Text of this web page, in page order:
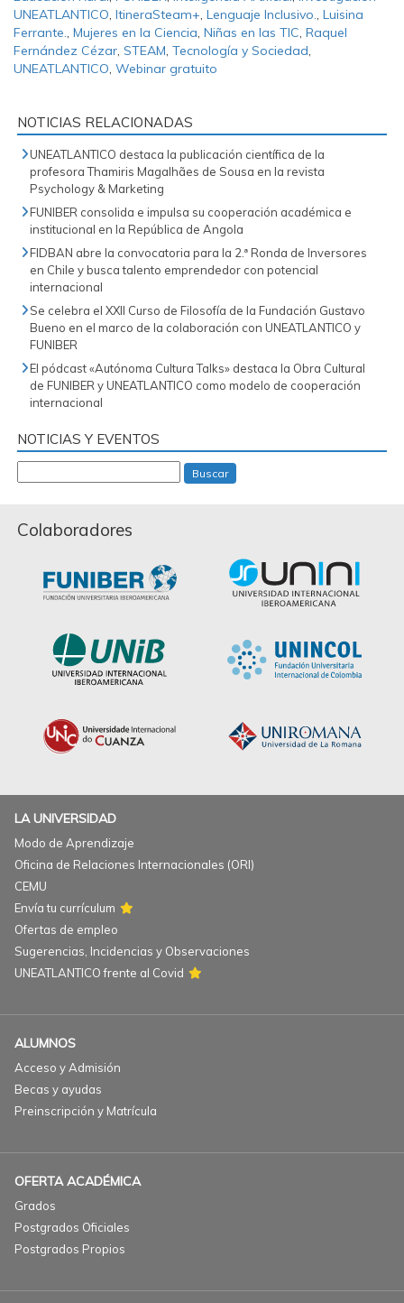
UNEATLANTICO, ItineraSteam+, Lenguaje Inclusivo., Luisina
Ferrante., Mujeres en la Ciencia, Niñas en las TIC, Raquel
Fernández Cézar, STEAM, Tecnología y Sociedad,
UNEATLANTICO, Webinar gratuito
NOTICIAS RELACIONADAS
UNEATLANTICO destaca la publicación científica de la
profesora Thamiris Magalhães de Sousa en la revista
Psychology & Marketing
FUNIBER consolida e impulsa su cooperación académica e
institucional en la República de Angola
FIDBAN abre la convocatoria para la 2.ª Ronda de Inversores
en Chile y busca talento emprendedor con potencial
internacional
Se celebra el XXII Curso de Filosofía de la Fundación Gustavo
Bueno en el marco de la colaboración con UNEATLANTICO y
FUNIBER
El pódcast «Autónoma Cultura Talks» destaca la Obra Cultural
de FUNIBER y UNEATLANTICO como modelo de cooperación
internacional
NOTICIAS Y EVENTOS
Buscar
Colaboradores
LA UNIVERSIDAD
Modo de Aprendizaje
Oficina de Relaciones Internacionales (ORI)
CEMU
Envía tu currículum
Ofertas de empleo
Sugerencias, Incidencias y Observaciones
UNEATLANTICO frente al Covid
ALUMNOS
Acceso y Admisión
Becas y ayudas
Preinscripción y Matrícula
OFERTA ACADÉMICA
Grados
Postgrados Oficiales
Postgrados Propios